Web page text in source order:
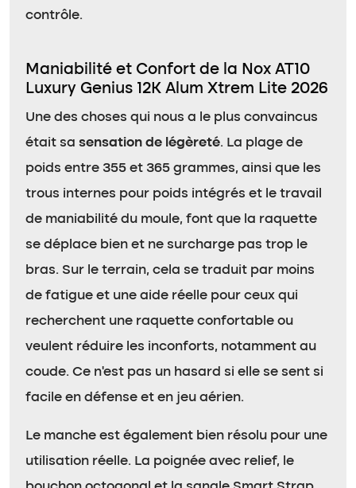
contrôle.
Maniabilité et Confort de la Nox AT10
Luxury Genius 12K Alum Xtrem Lite 2026
Une des choses qui nous a le plus convaincus
était sa sensation de légèreté. La plage de
poids entre 355 et 365 grammes, ainsi que les
trous internes pour poids intégrés et le travail
de maniabilité du moule, font que la raquette
se déplace bien et ne surcharge pas trop le
bras. Sur le terrain, cela se traduit par moins
de fatigue et une aide réelle pour ceux qui
recherchent une raquette confortable ou
veulent réduire les inconforts, notamment au
coude. Ce n’est pas un hasard si elle se sent si
facile en défense et en jeu aérien.
Le manche est également bien résolu pour une
utilisation réelle. La poignée avec relief, le